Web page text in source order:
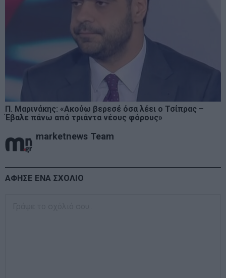
Π. Μαρινάκης: «Ακούω βερεσέ όσα λέει ο Τσίπρας –
Έβαλε πάνω από τριάντα νέους φόρους»
marketnews Team
ΑΦΗΣΕ ΕΝΑ ΣΧΟΛΙΟ